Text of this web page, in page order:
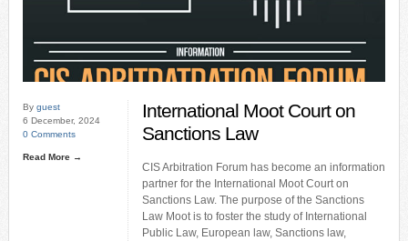
By guest
6 December, 2024
0 Comments
Read More →
International Moot Court on
Sanctions Law
CIS Arbitration Forum has become an information
partner for the International Moot Court on
Sanctions Law. The purpose of the Sanctions
Law Moot is to foster the study of International
Public Law, European law, Sanctions law,